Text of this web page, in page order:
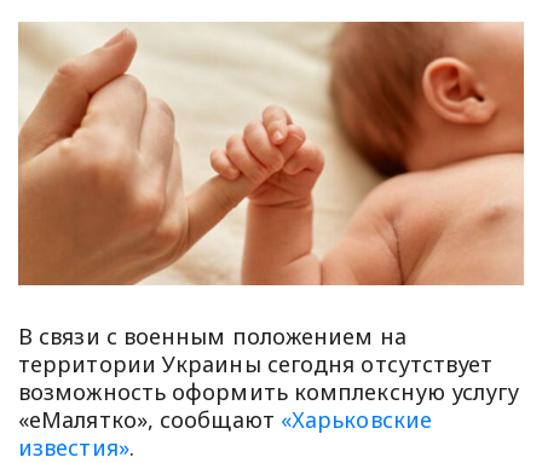
В связи с военным положением на
территории Украины сегодня отсутствует
возможность оформить комплексную услугу
«еМалятко», сообщают «Харьковские
известия».